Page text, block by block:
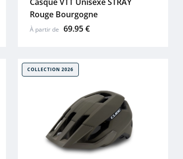
Casque VTT Unisexe STRAY
Rouge Bourgogne
À partir de 69.95 €
COLLECTION 2026